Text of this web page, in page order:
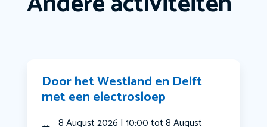
Door het Westland en Delft
met een electrosloep
8 August 2026 | 10:00 tot 8 August